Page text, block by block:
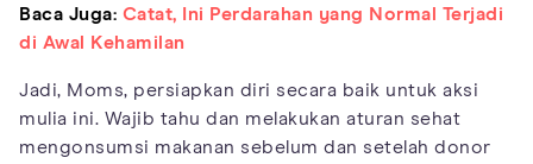
Baca Juga: Catat, Ini Perdarahan yang Normal Terjadi
di Awal Kehamilan
Jadi, Moms, persiapkan diri secara baik untuk aksi
mulia ini. Wajib tahu dan melakukan aturan sehat
mengonsumsi makanan sebelum dan setelah donor